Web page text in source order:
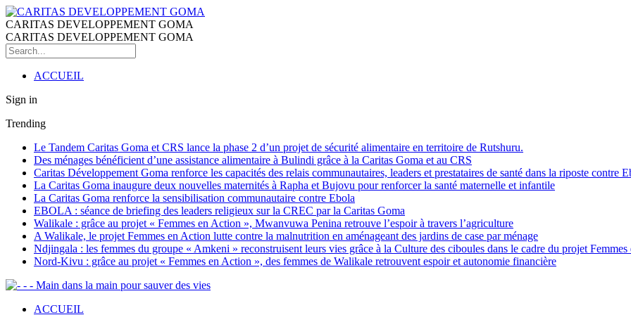
CARITAS DEVELOPPEMENT GOMA
CARITAS DEVELOPPEMENT GOMA
ACCUEIL
Sign in
Trending
Le Tandem Caritas Goma et CRS lance la phase 2 d’un projet de sécurité alimentaire en territoire de Rutshuru.
Des ménages bénéficient d’une assistance alimentaire à Bulindi grâce à la Caritas Goma et au CRS
Caritas Développement Goma renforce les capacités des relais communautaires, leaders et prestataires de santé dans la riposte contre
La Caritas Goma inaugure deux nouvelles maternités à Rapha et Bujovu pour renforcer la santé maternelle et infantile
La Caritas Goma renforce la sensibilisation communautaire contre Ebola
EBOLA : séance de briefing des leaders religieux sur la CREC par la Caritas Goma
Walikale : grâce au projet « Femmes en Action », Mwanvuwa Penina retrouve l’espoir à travers l’agriculture
A Walikale, le projet Femmes en Action lutte contre la malnutrition en aménageant des jardins de case par ménage
Ndjingala : les femmes du groupe « Amkeni » reconstruisent leurs vies grâce à la Culture des ciboules dans le cadre du projet
Nord-Kivu : grâce au projet « Femmes en Action », des femmes de Walikale retrouvent espoir et autonomie financière
- - Main dans la main pour sauver des vies
ACCUEIL